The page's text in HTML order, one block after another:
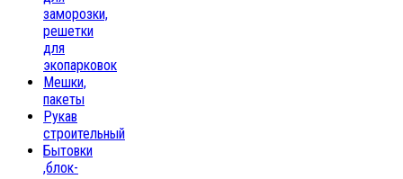
заморозки,
решетки
для
экопарковок
Мешки,
пакеты
Рукав
строительный
Бытовки
,блок-